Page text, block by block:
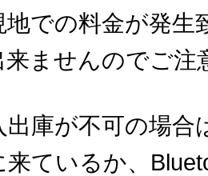
地での料金が発生
ませんのでご注
出庫が不可の場合
ているか、